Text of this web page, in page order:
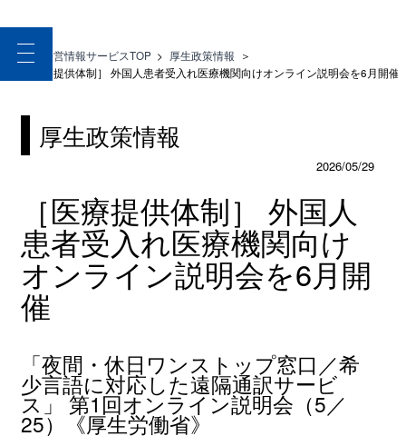
toggle
navigation
医療経営情報サービスTOP > 厚生政策情報 ＞
［医療提供体制］ 外国人患者受入れ医療機関向けオンライン説明会を6月開催
厚生政策情報
2026/05/29
［医療提供体制］ 外国人
患者受入れ医療機関向け
オンライン説明会を6月開
催
「夜間・休日ワンストップ窓口／希
少言語に対応した遠隔通訳サービ
ス」 第1回オンライン説明会（5／
25）《厚生労働省》